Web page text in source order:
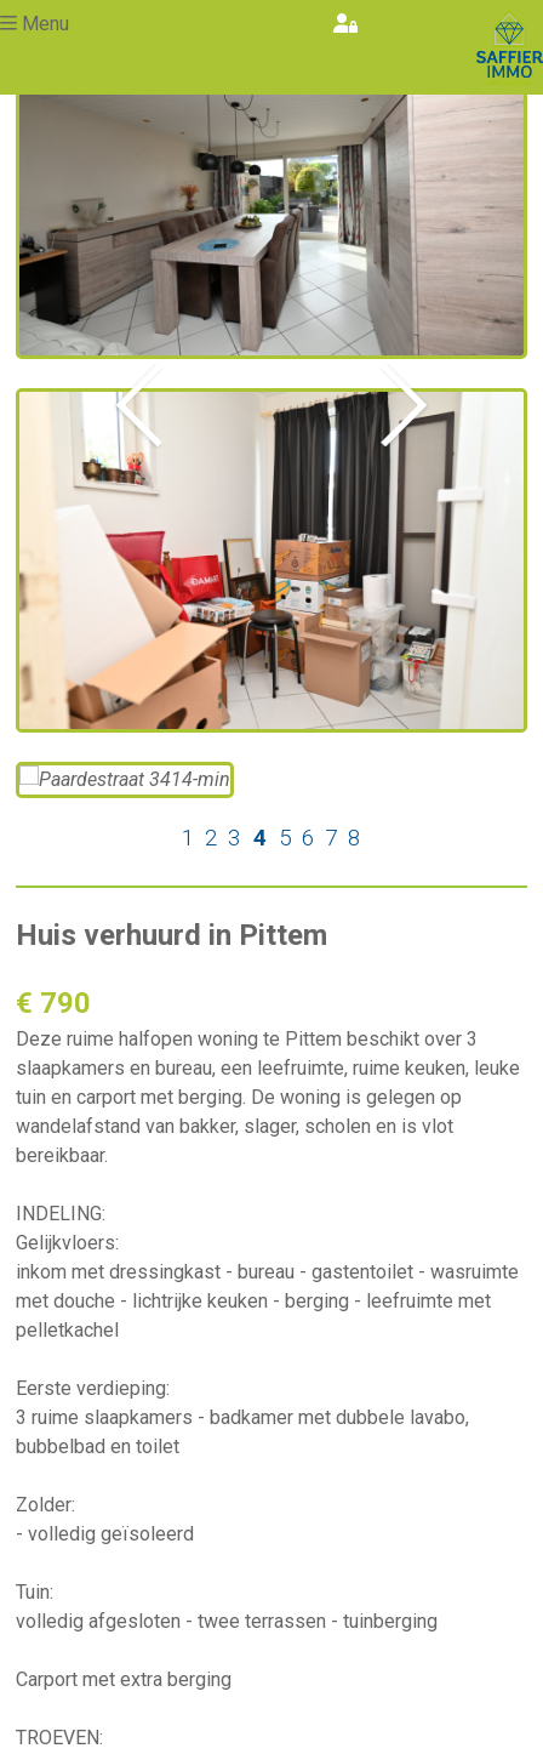
Menu
1 2 3 4 5 6 7 8
Huis verhuurd in Pittem
€ 790
Deze ruime halfopen woning te Pittem beschikt over 3
slaapkamers en bureau, een leefruimte, ruime keuken, leuke
tuin en carport met berging. De woning is gelegen op
wandelafstand van bakker, slager, scholen en is vlot
bereikbaar.
INDELING:
Gelijkvloers:
inkom met dressingkast - bureau - gastentoilet - wasruimte
met douche - lichtrijke keuken - berging - leefruimte met
pelletkachel
Eerste verdieping:
3 ruime slaapkamers - badkamer met dubbele lavabo,
bubbelbad en toilet
Zolder:
- volledig geïsoleerd
Tuin:
volledig afgesloten - twee terrassen - tuinberging
Carport met extra berging
TROEVEN: